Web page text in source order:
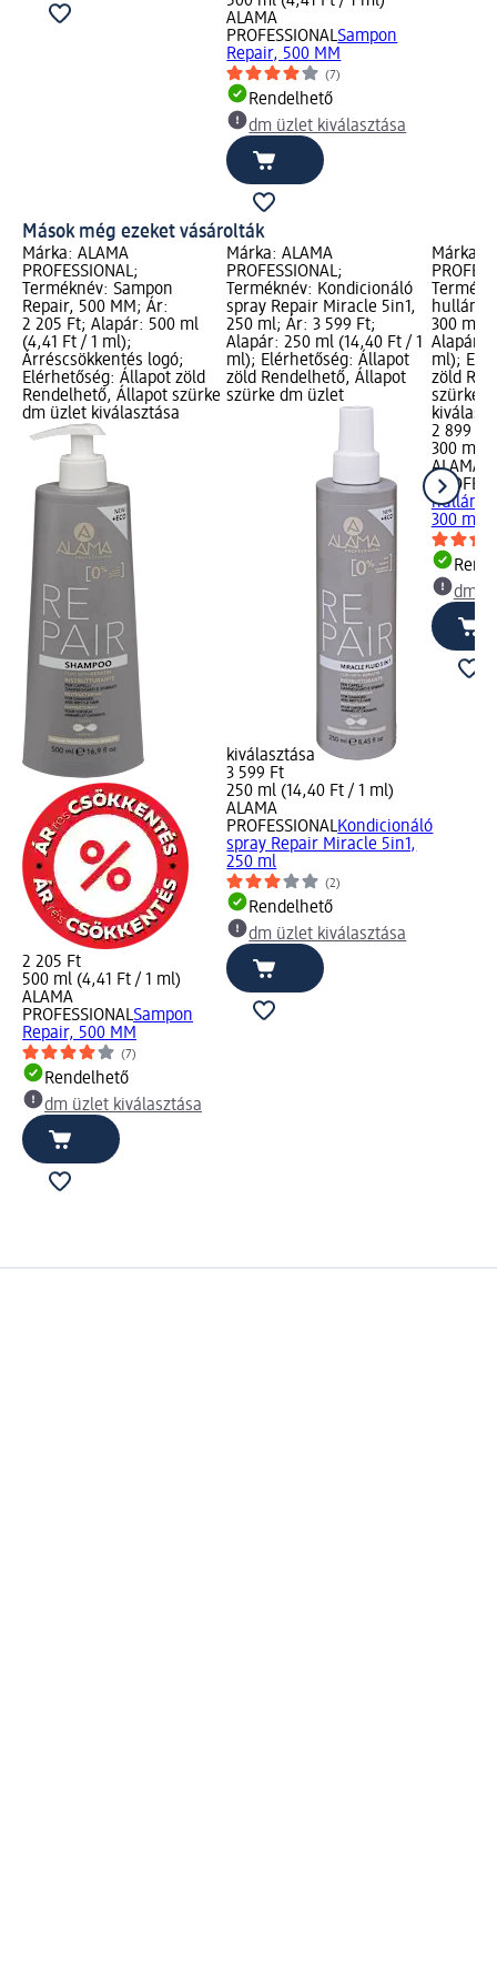
ALAMA
PROFESSIONALSampon
Repair, 500 MM
(7)
Rendelhető
dm üzlet kiválasztása
Mások még ezeket vásárolták
Márka: ALAMA
PROFESSIONAL;
Terméknév: Sampon
Repair, 500 MM; Ár:
2 205 Ft; Alapár: 500 ml
(4,41 Ft / 1 ml);
Árréscsökkentés logó;
Elérhetőség: Állapot zöld
Rendelhető, Állapot szürke
dm üzlet kiválasztása
2 205 Ft
500 ml (4,41 Ft / 1 ml)
ALAMA
PROFESSIONALSampon
Repair, 500 MM
(7)
Rendelhető
dm üzlet kiválasztása
Márka: ALAMA
PROFESSIONAL;
Terméknév: Kondicionáló
spray Repair Miracle 5in1,
250 ml; Ár: 3 599 Ft;
Alapár: 250 ml (14,40 Ft / 1
ml); Elérhetőség: Állapot
zöld Rendelhető, Állapot
szürke dm üzlet
kiválasztása
3 599 Ft
250 ml (14,40 Ft / 1 ml)
ALAMA
PROFESSIONALKondicionáló
spray Repair Miracle 5in1,
250 ml
(2)
Rendelhető
dm üzlet kiválasztása
Márka:
300 ml;
Alapár:
ml);
zöld
szürke
2 899 Ft
300 ml
ALAMA
300 ml
dm